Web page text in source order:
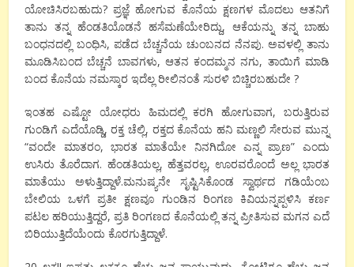
ಯೋಚಿಸಿರಬಹುದು? ಪ್ರಜ್ಞೆ ಹೋಗುವ ಕೊನೆಯ ಕ್ಷಣಗಳ ಮೊದಲು ಆತನಿಗೆ
ತಾನು ತನ್ನ ಹೆಂಡತಿಯೊಡನೆ ಹಸೆಮಣೆಯೇರಿದ್ದು, ಆಕೆಯನ್ನು ತನ್ನ ಬಾಹು
ಬಂಧನದಲ್ಲಿ ಬಂಧಿಸಿ, ಪಡೆದ ಬೆಚ್ಚನೆಯ ಚುಂಬನದ ನೆನಪು. ಅವಳಲ್ಲಿ ತಾನು
ಮೂಡಿಸಿಬಂದ ಬೆಚ್ಚನೆ ಬಾವಗಳು, ಆತನ ಕಂದಮ್ಮನ ನಗು, ತಾಯಿಗೆ ಮಾಡಿ
ಬಂದ ಕೊನೆಯ ನಮಸ್ಕಾರ ಇದೆಲ್ಲ ರೀಲಿನಂತೆ ಸುರಳಿ ಬಿಚ್ಚಿರಬಹುದೇ ?
ಇಂತಹ ಎಷ್ಟೋ ಯೋಧರು ಹಿಮದಲ್ಲಿ ಕರಗಿ ಹೋಗುವಾಗ, ಬರುತ್ತಿರುವ
ಗುಂಡಿಗೆ ಎದೆಯೊಡ್ಡಿ, ರಕ್ತ ಚೆಲ್ಲಿ, ರಕ್ತದ ಕೊನೆಯ ಹನಿ ಮಣ್ಣಲಿ ಸೇರುವ ಮುನ್ನ
“ವಂದೇ ಮಾತರಂ, ಭಾರತ ಮಾತೆಯೇ ನಿನಗಿದೋ ಎನ್ನ ಪ್ರಾಣ” ಎಂದು
ಉಸಿರು ತೊರೆದಾಗ. ಹೆಂಡತಿಯಲ್ಲ, ಹೆತ್ತವರಲ್ಲ, ಊರವರೊಂದೆ ಅಲ್ಲ ಭಾರತ
ಮಾತೆಯು ಅಳುತ್ತಿದ್ದಾಳೆ.ಮನುಷ್ಯನೇ ಸೃಷ್ಟಿಸಿಕೊಂಡ ಸ್ವಾರ್ಥದ ಗಡಿಯೆಂಬ
ಬೇಲಿಯ ಒಳಗೆ ಪ್ರತೀ ಕ್ಷಣವೂ ಗುಂಡಿನ ರಿಂಗಣ ಕಿವಿಯನ್ನಪ್ಪಳಿಸಿ ಕರ್ಣ
ಪಟಲ ಹರಿಯುತ್ತಿದ್ದರೆ, ಪ್ರತಿ ರಿಂಗಣದ ಕೊನೆಯಲ್ಲಿ ತನ್ನ ಪ್ರೀತಿಸುವ ಮಗನ ಎದೆ
ಬಿರಿಯುತ್ತಿದೆಯೆಂದು ಕೊರಗುತ್ತಿದ್ದಾಳೆ.